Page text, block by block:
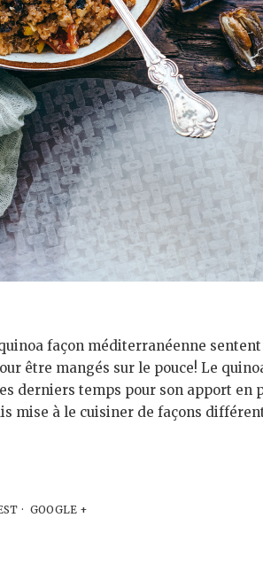
façon méditerranéenne sentent
être mangés sur le pouce! Le
derniers temps pour son apport en
mise à le cuisiner de façons
GOOGLE +